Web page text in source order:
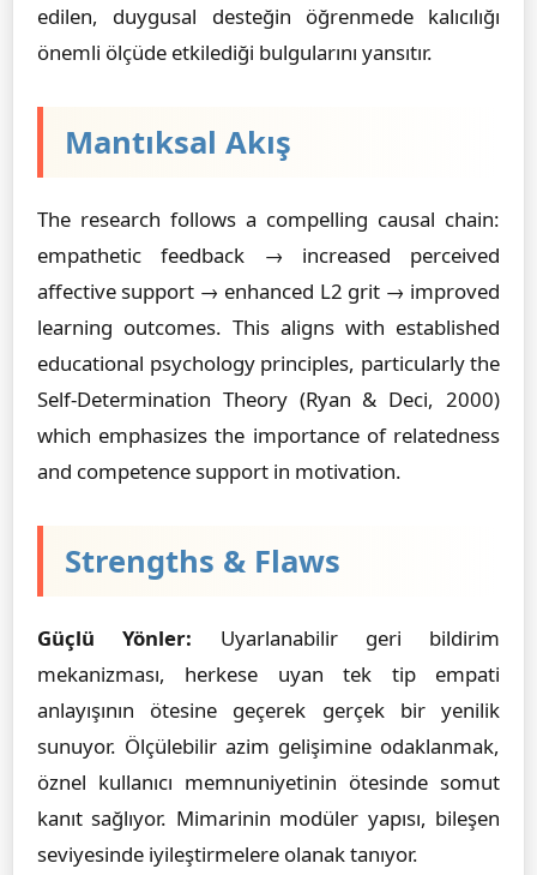
edilen, duygusal desteğin öğrenmede kalıcılığı
önemli ölçüde etkilediği bulgularını yansıtır.
Mantıksal Akış
The research follows a compelling causal chain:
empathetic feedback → increased perceived
affective support → enhanced L2 grit → improved
learning outcomes. This aligns with established
educational psychology principles, particularly the
Self-Determination Theory (Ryan & Deci, 2000)
which emphasizes the importance of relatedness
and competence support in motivation.
Strengths & Flaws
Güçlü Yönler: Uyarlanabilir geri bildirim
mekanizması, herkese uyan tek tip empati
anlayışının ötesine geçerek gerçek bir yenilik
sunuyor. Ölçülebilir azim gelişimine odaklanmak,
öznel kullanıcı memnuniyetinin ötesinde somut
kanıt sağlıyor. Mimarinin modüler yapısı, bileşen
seviyesinde iyileştirmelere olanak tanıyor.